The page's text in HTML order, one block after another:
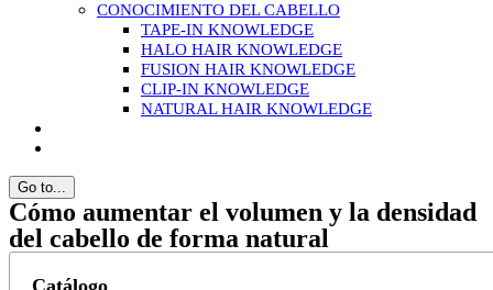
CONOCIMIENTO DEL CABELLO
TAPE-IN KNOWLEDGE
HALO HAIR KNOWLEDGE
FUSION HAIR KNOWLEDGE
CLIP-IN KNOWLEDGE
NATURAL HAIR KNOWLEDGE
Go to...
Cómo aumentar el volumen y la densidad
del cabello de forma natural
Catálogo